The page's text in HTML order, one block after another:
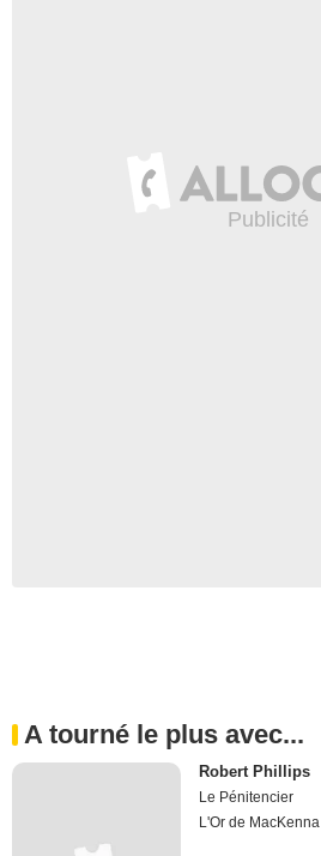
A tourné le plus avec...
Robert Phillips
Le Pénitencier
L'Or de MacKenna